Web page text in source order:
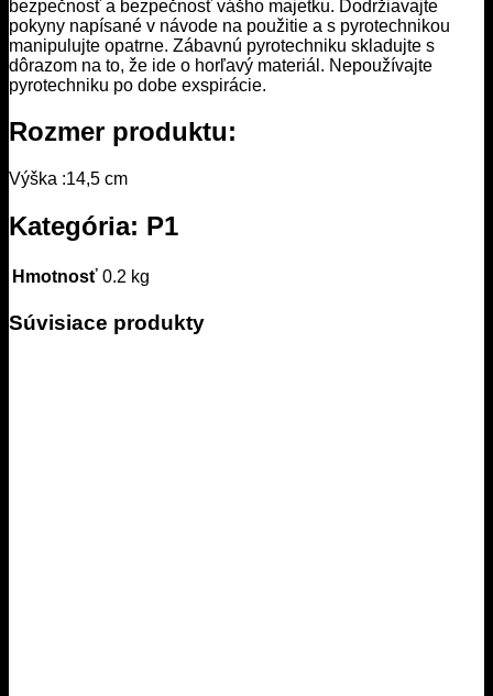
bezpečnosť a bezpečnosť vášho majetku. Dodržiavajte
pokyny napísané v návode na použitie a s pyrotechnikou
manipulujte opatrne. Zábavnú pyrotechniku skladujte s
dôrazom na to, že ide o horľavý materiál. Nepoužívajte
pyrotechniku po dobe exspirácie.
Rozmer produktu:
Výška :14,5 cm
Kategória: P1
Hmotnosť 0.2 kg
Súvisiace produkty